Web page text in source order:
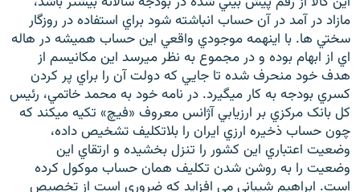
مازاد در آمد در آن حساب انباشته شود براي استفاده در روزگار
سختي ها. با اينهمه موجودي واقعي اين حساب هميشه در هاله
اي از ابهام بوده و در مجموع به نظر ميرسد اين مکانيسم از
هدف خود منحرف شده تا جايي که دولت آن را براي پر کردن
کسري بودجه به کار ميگيرد. در نامه خود به محمد خاتمي، رئيس
کل بانک مرکزي بر ارزيابي آژانس معروف «فيچ» تکيه ميکند که
چون حساب ذخيره ارزي ايران را بلاتکليف تشخيص داده،
وضعيت اعتباري اين کشور را تنزل بخشيده و ارتقاي اين
وضعيت را به روشن شدن تکليف همان حساب موکول کرده
است. ابراهيم شيباني مي افزايد که ضروري است از تخصيص